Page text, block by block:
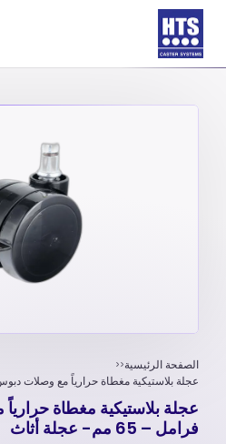
الصفحة الرئيسية
عجلة بلاستيكية مغطاة حرارياً مع وصلات دبوس مع فرامل
عجلة بلاستيكية مغطاة
فرامل – 65 مم- عجلة أثاث